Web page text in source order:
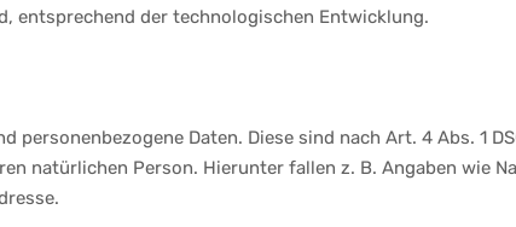
entsprechend der technologischen Entwicklung.
personenbezogene Daten. Diese sind nach Art. 4 Abs. 1
natürlichen Person. Hierunter fallen z. B. Angaben wie